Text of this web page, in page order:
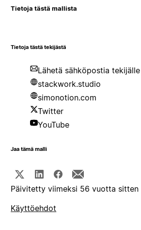
Tietoja tästä mallista
Tietoja tästä tekijästä
Lähetä sähköpostia tekijälle
stackwork.studio
simonotion.com
Twitter
YouTube
Jaa tämä malli
Päivitetty viimeksi 56 vuotta sitten
Käyttöehdot